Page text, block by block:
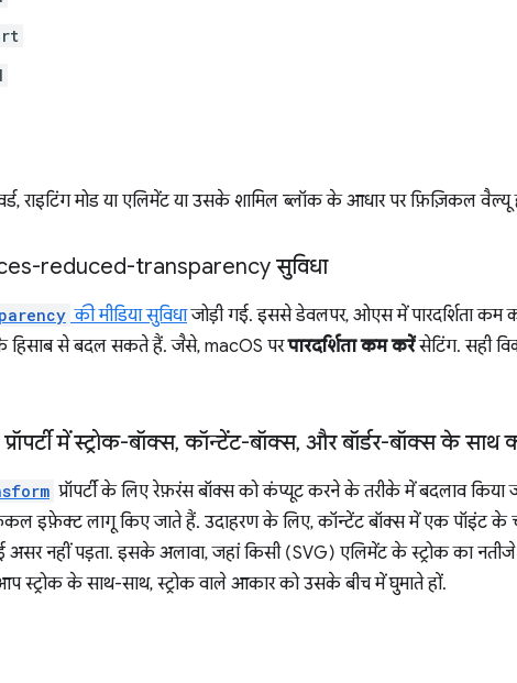
राइटिंग मोड या एलिमेंट या उसके शामिल ब्लॉक के आधार पर फ़िज़िकल
reduced-transparency सुविधा
की मीडिया सुविधाजोड़ी गई. इससे डेवलपर, ओएस में पारदर्शिता कम
के हिसाब से बदल सकते हैं. जैसे, macOS परपारदर्शिता कम करेंसेटिंग. सही
में स्ट्रोक-बॉक्स, कॉन्टेंट-बॉक्स, और बॉर्डर-बॉक्स के साथ
प्रॉपर्टी के लिए रेफ़रंस बॉक्स को कंप्यूट करने के तरीके में बदलाव
इफ़ेक्ट लागू किए जाते हैं. उदाहरण के लिए, कॉन्टेंट बॉक्स में एक पॉइंट के
असर नहीं पड़ता. इसके अलावा, जहां किसी (SVG) एलिमेंट के स्ट्रोक का
स्ट्रोक के साथ-साथ, स्ट्रोक वाले आकार को उसके बीच में घुमाते हों.